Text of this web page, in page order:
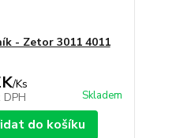
- Zetor 3011 4011
/Ks
DPH Skladem
do košíku